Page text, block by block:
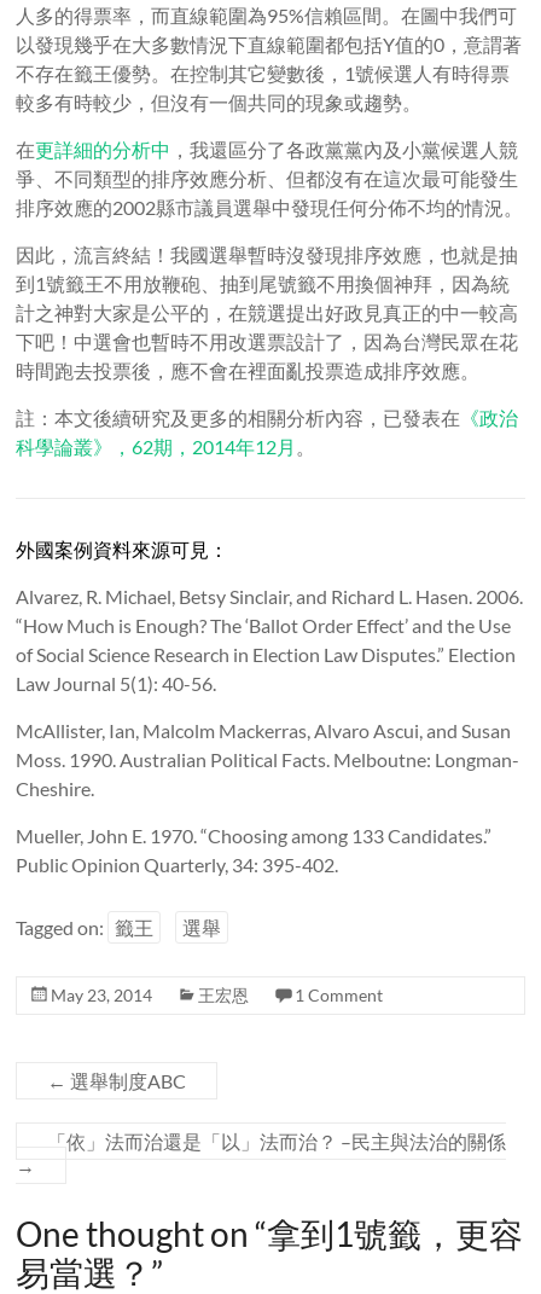
人多的得票率，而直線範圍為95%信賴區間。在圖中我們可
以發現幾乎在大多數情況下直線範圍都包括Y值的0，意謂著
不存在籤王優勢。在控制其它變數後，1號候選人有時得票
較多有時較少，但沒有一個共同的現象或趨勢。
在更詳細的分析中
，我還區分了各政黨黨內及小黨候選人競
爭、不同類型的排序效應分析、但都沒有在這次最可能發生
排序效應的2002縣市議員選舉中發現任何分佈不均的情況。
因此，流言終結！我國選舉暫時沒發現排序效應，也就是抽
到1號籤王不用放鞭砲、抽到尾號籤不用換個神拜，因為統
計之神對大家是公平的，在競選提出好政見真正的中一較高
下吧！中選會也暫時不用改選票設計了，因為台灣民眾在花
時間跑去投票後，應不會在裡面亂投票造成排序效應。
註：本文後續研究及更多的相關分析內容，已發表在 《政治
科學論叢》，62期，2014年12月
外國案例資料來源可見：
Alvarez, R. Michael, Betsy Sinclair, and Richard L. Hasen. 2006.
“How Much is Enough? The ‘Ballot Order Effect’ and the Use
of Social Science Research in Election Law Disputes.” Election
Law Journal 5(1): 40-56.
McAllister, Ian, Malcolm Mackerras, Alvaro Ascui, and Susan
Moss. 1990. Australian Political Facts. Melboutne: Longman-
Cheshire.
Mueller, John E. 1970. “Choosing among 133 Candidates.”
Public Opinion Quarterly, 34: 395-402.
Tagged on: 籤王 選舉
May 23, 2014 王宏恩 1 Comment
← 選舉制度ABC
「依」法而治還是「以」法而治？ –民主與法治的關係
→
One thought on “拿到1號籤，更容
易當選？ ”